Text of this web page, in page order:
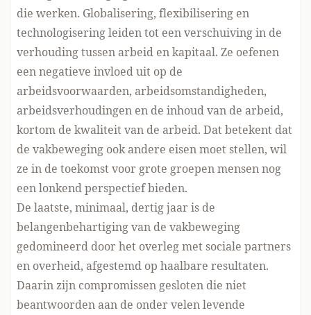
die werken. Globalisering, flexibilisering en
technologisering leiden tot een verschuiving in de
verhouding tussen arbeid en kapitaal. Ze oefenen
een negatieve invloed uit op de
arbeidsvoorwaarden, arbeidsomstandigheden,
arbeidsverhoudingen en de inhoud van de arbeid,
kortom de kwaliteit van de arbeid. Dat betekent dat
de vakbeweging ook andere eisen moet stellen, wil
ze in de toekomst voor grote groepen mensen nog
een lonkend perspectief bieden.
De laatste, minimaal, dertig jaar is de
belangenbehartiging van de vakbeweging
gedomineerd door het overleg met sociale partners
en overheid, afgestemd op haalbare resultaten.
Daarin zijn compromissen gesloten die niet
beantwoorden aan de onder velen levende